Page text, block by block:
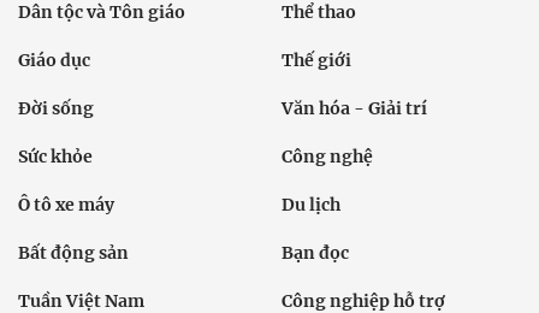
Dân tộc và Tôn giáo Thể thao
Giáo dục Thế giới
Đời sống Văn hóa - Giải trí
Sức khỏe Công nghệ
Ô tô xe máy Du lịch
Bất động sản Bạn đọc
Tuần Việt Nam Công nghiệp hỗ trợ